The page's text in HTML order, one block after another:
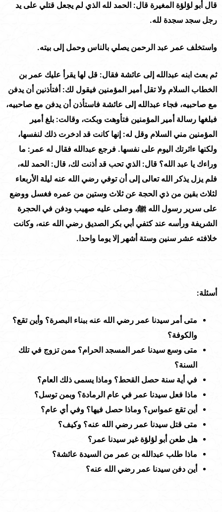
قال أبو لؤلؤة المغيرة قال: الحمد لله الذي لم يجعل قتلي على يد
رجل سجد سجدة لله.
واستخلف عمر عبد الرحمن يصلي بالناس وحمل إلى بيته.
ثم بعث ابنه عبدالله إلى عائشة فقال: قل لها يقرأ عليك عمر بن
الخطاب السلام ولا تقل أمير المؤمنين فيقول لك: أفتأذنين أن يدفن
مع صاحبيه، فجاء عبدالله إلى عائشة فاستأذن أن يدفن مع صاحبيه،
فبلغها رسالة أمير المؤمنين فتأوهت وبكت، وقالت: بلغ أمير
المؤمنين مني السلام وقل له: إنها كانت قد ادخرت ذلك لنفسها،
ولكنها ءاثرتك اليوم على نفسها. فرجع عبدالله فقال له عمر: ما
وراءك يا عبد الله؟ قال: الذي تحب قد أذنت لك، قال: الحمد لله،
فلم يزل يذكر الله تعالى إلى أن توفي رضي الله عنه ليلة الأربعاء
لثلاث بقين من ذي الحجة عن ثلاث وستين من عمره فغسل ووضع
على سرير رسول الله ﷺ، وصلى عليه صهيب ودفن في الحجرة
الشريفة ورأسه عند كتفي أبي بكر الصديق رضي الله عنه، وكانت
خلافته عشر سنين وستة أشهر إلا يوما واحدا.
أسئلة:
متى أمر سيدنا عمر رضي الله عنه ببناء البصرة؟ وأين تقع؟
والكوفة؟
متى وسع سيدنا عمر المسجد الحرام؟ ممن تزوج في تلك
السنة؟
في أية سنة حصل القحط؟ وماذا يسمى ذلك العام؟
ماذا فعل سيدنا عمر في عام الرمادة؟ وبمن توسل؟
أين تقع عمواس؟ وماذا حصل فيها؟ وفي أي عام؟
متى قتل سيدنا عمر رضي الله عنه؟ وكيف؟
هل طعن أبو لؤلؤة غير سيدنا عمر؟
ماذا طلب عبدالله بن عمر من السيدة عائشة؟
أين دفن سيدنا عمر رضي الله عنه؟